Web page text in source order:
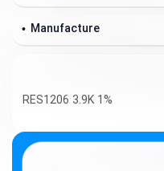
Manufacture
RES1206 3.9K 1%